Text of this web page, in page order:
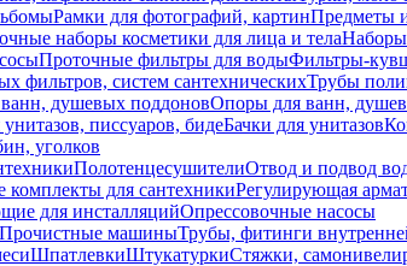
Рамки для фотографий, картинПредметы
наборы косметики для лица и телаНаборы
Проточные фильтры для водыФильтры-
фильтров, систем сантехническихТрубы
душевых поддоновОпоры для ванн,
писсуаров, бидеБачки для унитазов
уголков
ПолотенцесушителиОтвод и подвод
для сантехникиРегулирующая
для инсталляцийОпрессовочные насосы
Прочистные машиныТрубы, фитинги
ШпатлевкиШтукатуркиСтяжки,